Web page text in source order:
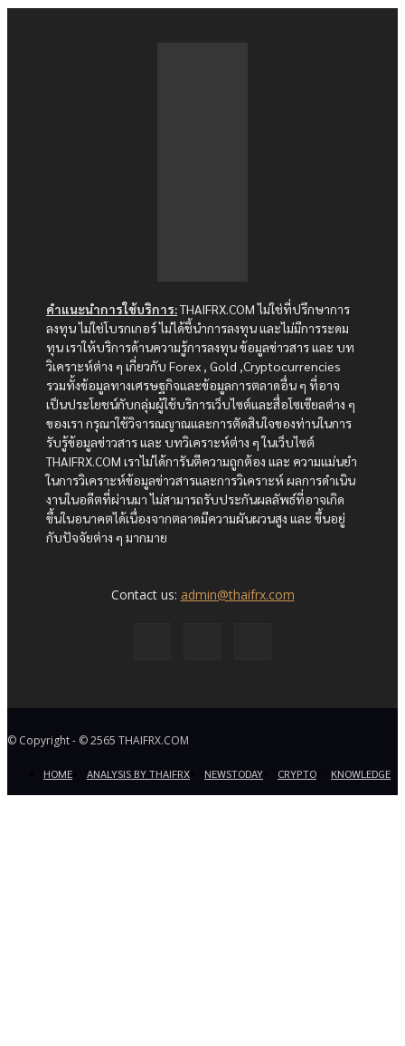
คำแนะนำการใช้บริการ:THAIFRX.COM ไม่ใช่ที่ปรึกษาการ
ลงทุน ไม่ใช่โบรกเกอร์ ไม่ได้ชี้นำการลงทุน และไม่มีการระดม
ทุน เราให้บริการด้านความรู้การลงทุน ข้อมูลข่าวสาร และ บท
วิเคราะห์ต่าง ๆ เกี่ยวกับ Forex , Gold ,Cryptocurrencies
รวมทั้งข้อมูลทางเศรษฐกิจและข้อมูลการตลาดอื่น ๆ ที่อาจ
เป็นประโยชน์กับกลุ่มผู้ใช้บริการเว็บไซต์และสื่อโซเซียลต่าง ๆ
ของเรา กรุณาใช้วิจารณญาณและการตัดสินใจของท่านในการ
รับรู้ข้อมูลข่าวสาร และ บทวิเคราะห์ต่าง ๆ ในเว็บไซต์
THAIFRX.COM เราไม่ได้การันตีความถูกต้อง และ ความแม่นยำ
ในการวิเคราะห์ข้อมูลข่าวสารและการวิเคราะห์ ผลการดำเนิน
งานในอดีตที่ผ่านมา ไม่สามารถรับประกันผลลัพธ์ที่อาจเกิด
ขึ้นในอนาคตได้เนื่องจากตลาดมีความผันผวนสูง และ ขึ้นอยู่
กับปัจจัยต่าง ๆ มากมาย
Contact us: admin@thaifrx.com
© Copyright - © 2565 THAIFRX.COM
HOME ANALYSIS BY THAIFRX NEWSTODAY CRYPTO KNOWLEDGE